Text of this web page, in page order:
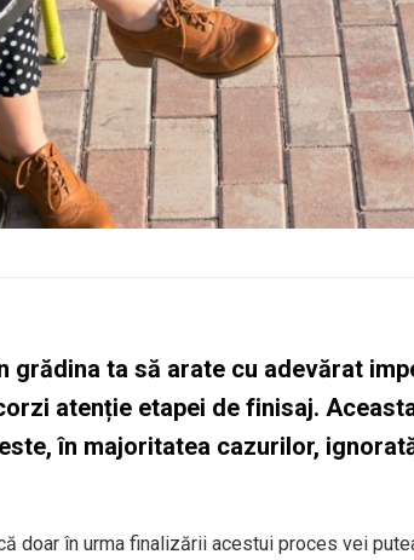
grădina ta să arate cu adevărat
atenție etapei de finisaj.
în majoritatea cazurilor,
doar în urma finalizării acestui proces vei